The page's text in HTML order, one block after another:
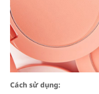
Cách sử dụng: